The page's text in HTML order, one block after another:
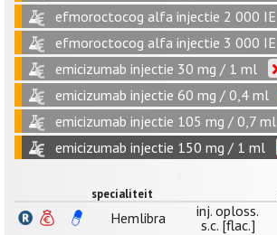
efmoroctocog alfa injectie 2 000 IE
efmoroctocog alfa injectie 3 000 IE
emicizumab injectie 30 mg / 1 ml
emicizumab injectie 60 mg / 0,4 ml
emicizumab injectie 105 mg / 0,7 ml
emicizumab injectie 150 mg / 1 ml
specialiteit
Hemlibra
inj. oploss.
s.c. [flac.]